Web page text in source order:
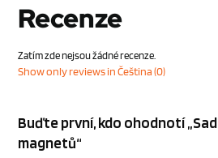
Recenze
Zatím zde nejsou žádné recenze.
Show only reviews in Čeština (0)
Buďte první, kdo ohodnotí
magnetů“